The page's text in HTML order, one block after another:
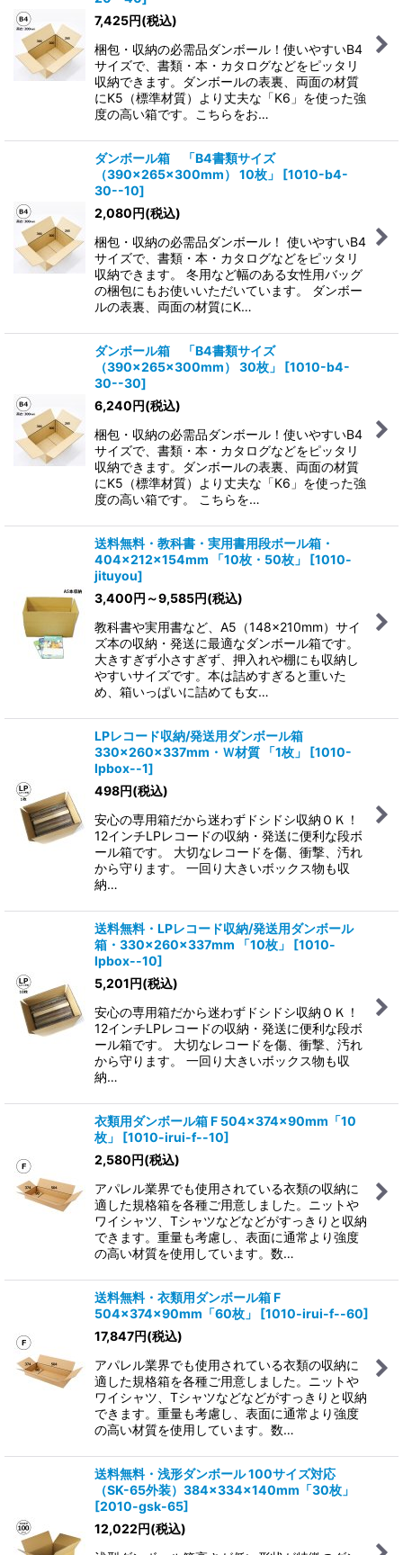
7,425円(税込)
梱包・収納の必需品ダンボール！使いやすいB4
サイズで、書類・本・カタログなどをピッタリ
収納できます。ダンボールの表裏、両面の材質
にK5（標準材質）より丈夫な「K6」を使った強
度の高い箱です。こちらをお…
ダンボール箱 「B4書類サイズ
（390×265×300mm） 10枚」
[1010-b4-
30--10]
2,080円(税込)
梱包・収納の必需品ダンボール！ 使いやすいB4
サイズで、書類・本・カタログなどをピッタリ
収納できます。 冬用など幅のある女性用バッグ
の梱包にもお使いいただいています。 ダンボー
ルの表裏、両面の材質にK…
ダンボール箱 「B4書類サイズ
（390×265×300mm） 30枚」
[1010-b4-
30--30]
6,240円(税込)
梱包・収納の必需品ダンボール！使いやすいB4
サイズで、書類・本・カタログなどをピッタリ
収納できます。ダンボールの表裏、両面の材質
にK5（標準材質）より丈夫な「K6」を使った強
度の高い箱です。 こちらを…
送料無料・教科書・実用書用段ボール箱・
404×212×154mm 「10枚・50枚」
[1010-
jituyou]
3,400円 ～9,585円(税込)
教科書や実用書など、A5（148×210mm）サイ
ズ本の収納・発送に最適なダンボール箱です。
大きすぎず小さすぎず、押入れや棚にも収納し
やすいサイズです。本は詰めすぎると重いた
め、箱いっぱいに詰めても女…
LPレコード収納/発送用ダンボール箱
330×260×337mm・Ｗ材質 「1枚」
[1010-
lpbox--1]
498円(税込)
安心の専用箱だから迷わずドシドシ収納ＯＫ！
12インチLPレコードの収納・発送に便利な段ボ
ール箱です。 大切なレコードを傷、衝撃、汚れ
から守ります。 一回り大きいボックス物も収
納…
送料無料・LPレコード収納/発送用ダンボール
箱・330×260×337mm 「10枚」
[1010-
lpbox--10]
5,201円(税込)
安心の専用箱だから迷わずドシドシ収納ＯＫ！
12インチLPレコードの収納・発送に便利な段ボ
ール箱です。 大切なレコードを傷、衝撃、汚れ
から守ります。 一回り大きいボックス物も収
納…
衣類用ダンボール箱 F 504×374×90mm「10
枚」
[1010-irui-f--10]
2,580円(税込)
アパレル業界でも使用されている衣類の収納に
適した規格箱を各種ご用意しました。ニットや
ワイシャツ、Tシャツなどなどがすっきりと収納
できます。重量も考慮し、表面に通常より強度
の高い材質を使用しています。数…
送料無料・衣類用ダンボール箱 F
504×374×90mm「60枚」
[1010-irui-f--60]
17,847円(税込)
アパレル業界でも使用されている衣類の収納に
適した規格箱を各種ご用意しました。ニットや
ワイシャツ、Tシャツなどなどがすっきりと収納
できます。重量も考慮し、表面に通常より強度
の高い材質を使用しています。数…
送料無料・浅形ダンボール 100サイズ対応
（SK-65外装）384×334×140mm「30枚」
[2010-gsk-65]
12,022円(税込)